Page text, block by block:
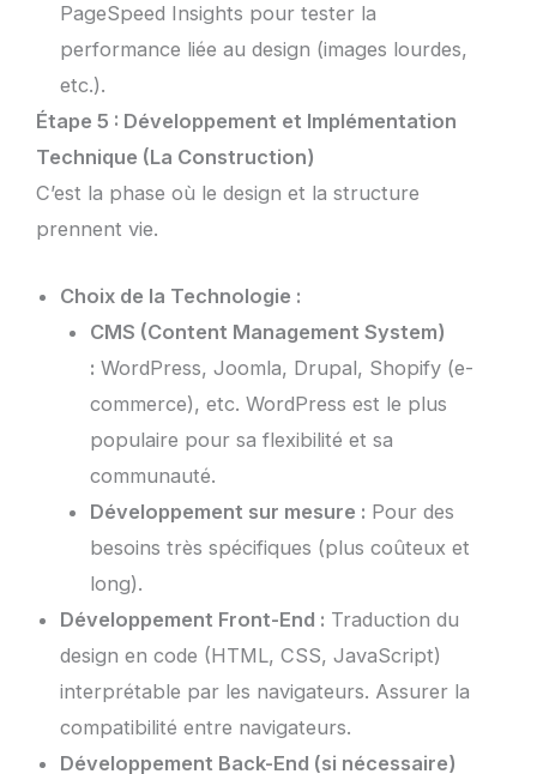
PageSpeed Insights pour tester la
performance liée au design (images lourdes,
etc.).
Étape 5 : Développement et Implémentation
Technique (La Construction)
C’est la phase où le design et la structure
prennent vie.
Choix de la Technologie :
CMS (Content Management System)
: WordPress, Joomla, Drupal, Shopify (e-
commerce), etc. WordPress est le plus
populaire pour sa flexibilité et sa
communauté.
Développement sur mesure : Pour des
besoins très spécifiques (plus coûteux et
long).
Développement Front-End : Traduction du
design en code (HTML, CSS, JavaScript)
interprétable par les navigateurs. Assurer la
compatibilité entre navigateurs.
Développement Back-End (si nécessaire)